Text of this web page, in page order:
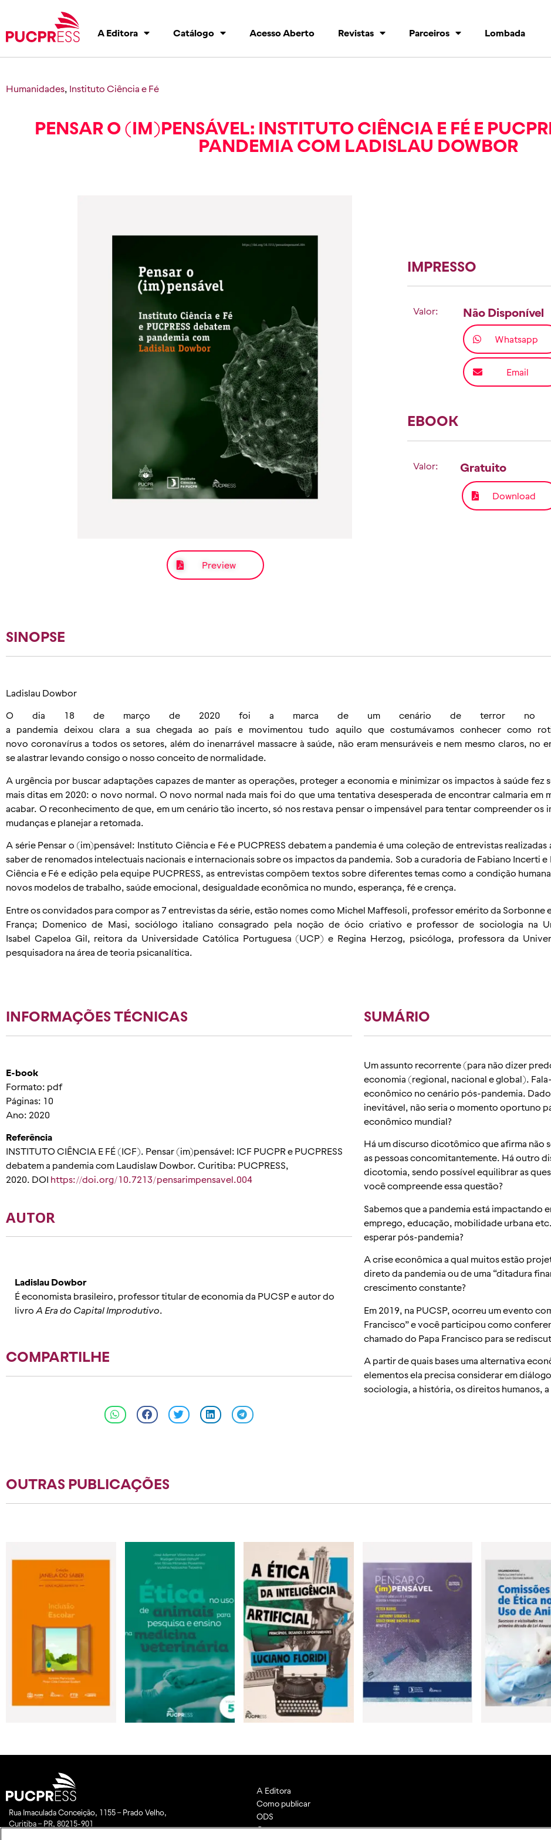
A Editora Catálogo Acesso Aberto Revistas Parceiros Lombada
Humanidades, Instituto Ciência e Fé
PENSAR O (IM)PENSÁVEL: INSTITUTO CIÊNCIA E FÉ E
PANDEMIA COM LADISLAU DOWBOR
Preview
IMPRESSO
Valor: Não Disponível
Whatsapp
Email
EBOOK
Valor: Gratuito
Download
SINOPSE
Ladislau Dowbor
O dia 18 de março de 2020 foi a marca de um cenário de terror no
a pandemia deixou clara a sua chegada ao país e movimentou tudo aquilo que costumávamos conhecer como
novo coronavírus a todos os setores, além do inenarrável massacre à saúde, não eram mensuráveis e nem mesmo claros, no
se alastrar levando consigo o nosso conceito de normalidade.
A urgência por buscar adaptações capazes de manter as operações, proteger a economia e minimizar os impactos à saúde fez
mais ditas em 2020: o novo normal. O novo normal nada mais foi do que uma tentativa desesperada de encontrar calmaria em
acabar. O reconhecimento de que, em um cenário tão incerto, só nos restava pensar o impensável para tentar compreender os
mudanças e planejar a retomada.
A série Pensar o (im)pensável: Instituto Ciência e Fé e PUCPRESS debatem a pandemia é uma coleção de entrevistas
saber de renomados intelectuais nacionais e internacionais sobre os impactos da pandemia. Sob a curadoria de Fabiano Incerti
Ciência e Fé e edição pela equipe PUCPRESS, as entrevistas compõem textos sobre diferentes temas como a condição
novos modelos de trabalho, saúde emocional, desigualdade econômica no mundo, esperança, fé e crença.
Entre os convidados para compor as 7 entrevistas da série, estão nomes como Michel Maffesoli , professor emérito da
França; Domenico de Masi , sociólogo italiano consagrado pela noção de ócio criativo e professor de sociologia na
Isabel Capeloa Gil , reitora da Universidade Católica Portuguesa (UCP) e Regina Herzog, psicóloga, professora da
pesquisadora na área de teoria psicanalítica.
INFORMAÇÕES TÉCNICAS
E-book
Formato: pdf
Páginas: 10
Ano: 2020
Referência
INSTITUTO CIÊNCIA E FÉ (ICF). Pensar (im)pensável: ICF PUCPR e PUCPRESS
debatem a pandemia com Laudislaw Dowbor. Curitiba: PUCPRESS,
2020. DOI https://doi.org/10.7213/pensarimpensavel.004
AUTOR
Ladislau Dowbor
É economista brasileiro, professor titular de economia da PUCSP e autor do
livro A Era do Capital Improdutivo.
COMPARTILHE
SUMÁRIO
Um assunto recorrente (para não dizer
economia (regional, nacional e global).
econômico no cenário pós-pandemia.
inevitável, não seria o momento oportuno
econômico mundial?
Há um discurso dicotômico que afirma não
as pessoas concomitantemente. Há outro
dicotomia, sendo possível equilibrar as
você compreende essa questão?
Sabemos que a pandemia está impactando
emprego, educação, mobilidade urbana
esperar pós-pandemia?
A crise econômica a qual muitos estão
direto da pandemia ou de uma “ditadura
crescimento constante?
Em 2019, na PUCSP, ocorreu um evento
Francisco” e você participou como
chamado do Papa Francisco para se
A partir de quais bases uma alternativa
elementos ela precisa considerar em
sociologia, a história, os direitos humanos,
OUTRAS PUBLICAÇÕES
Rua Imaculada Conceição, 1155 – Prado Velho,
Curitiba – PR, 80215-901
A Editora
Como publicar
ODS
Contato